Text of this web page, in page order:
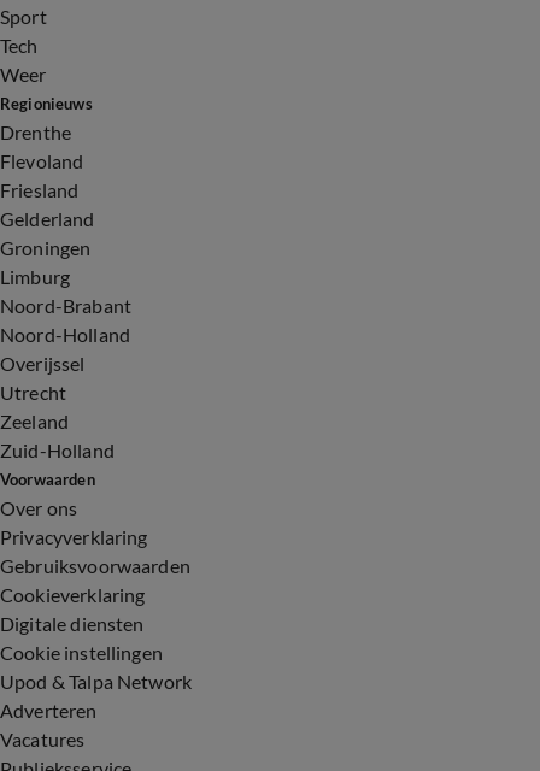
Sport
Tech
Weer
Regionieuws
Drenthe
Flevoland
Friesland
Gelderland
Groningen
Limburg
Noord-Brabant
Noord-Holland
Overijssel
Utrecht
Zeeland
Zuid-Holland
Voorwaarden
Over ons
Privacyverklaring
Gebruiksvoorwaarden
Cookieverklaring
Digitale diensten
Cookie instellingen
Upod & Talpa Network
Adverteren
Vacatures